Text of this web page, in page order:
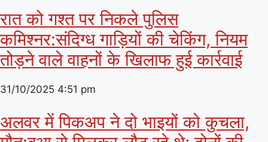
रात को गश्त पर निकले पुलिस
कमिश्नर:संदिग्ध गाड़ियों की चेकिंग, नियम
तोड़ने वाले वाहनों के खिलाफ हुई कार्रवाई
31/10/2025 4:51 pm
अलवर में पिकअप ने दो भाइयों को कुचला,